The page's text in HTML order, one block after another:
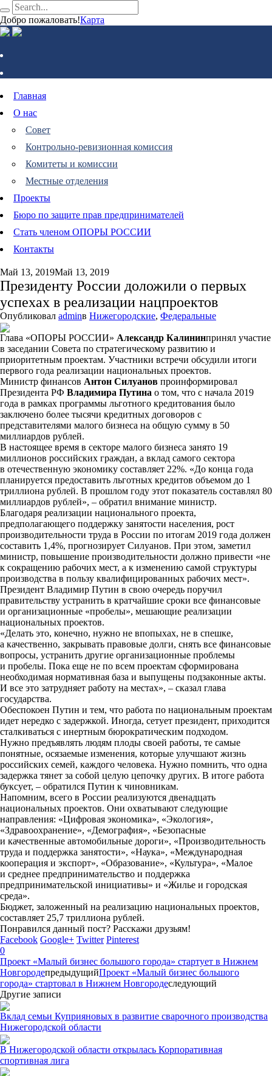
Добро пожаловать!Карта
Главная
О нас
Совет
Контрольно-ревизионная комиссия
Комитеты и комиссии
Местные отделения
Проекты
Бюро по защите прав предпринимателей
Стать членом ОПОРЫ РОССИИ
Контакты
Май 13, 2019Май 13, 2019
Президенту России доложили о первых
успехах в реализации нацпроектов
Опубликовал adminв Нижегородские, Федеральные
Глава «ОПОРЫ РОССИИ» Александр Калининпринял участие
в заседании Совета по стратегическому развитию и
приоритетным проектам. Участники встречи обсудили итоги
первого года реализации национальных проектов.
Министр финансов Антон Силуанов проинформировал
Президента РФ Владимира Путина о том, что с начала 2019
года в рамках программы льготного кредитования было
заключено более тысячи кредитных договоров с
представителями малого бизнеса на общую сумму в 50
миллиардов рублей.
В настоящее время в секторе малого бизнеса занято 19
миллионов российских граждан, а вклад самого сектора
в отечественную экономику составляет 22%. «До конца года
планируется предоставить льготных кредитов объемом до 1
триллиона рублей. В прошлом году этот показатель составлял 80
миллиардов рублей», – обратил внимание министр.
Благодаря реализации национального проекта,
предполагающего поддержку занятости населения, рост
производительности труда в России по итогам 2019 года должен
составить 1,4%, прогнозирует Силуанов. При этом, заметил
министр, повышение производительности должно привести «не
к сокращению рабочих мест, а к изменению самой структуры
производства в пользу квалифицированных рабочих мест».
Президент Владимир Путин в свою очередь поручил
правительству устранить в кратчайшие сроки все финансовые
и организационные «пробелы», мешающие реализации
национальных проектов.
«Делать это, конечно, нужно не впопыхах, не в спешке,
а качественно, закрывать правовые долги, снять все финансовые
вопросы, устранить другие организационные проблемы
и пробелы. Пока еще не по всем проектам сформирована
необходимая нормативная база и выпущены подзаконные акты.
И все это затрудняет работу на местах», – сказал глава
государства.
Обеспокоен Путин и тем, что работа по национальным проектам
идет нередко с задержкой. Иногда, сетует президент, приходится
сталкиваться с инертным бюрократическим подходом.
Нужно предъявлять людям плоды своей работы, те самые
понятные, осязаемые изменения, которые улучшают жизнь
российских семей, каждого человека. Нужно помнить, что одна
задержка тянет за собой целую цепочку других. В итоге работа
буксует, – обратился Путин к чиновникам.
Напомним, всего в России реализуются двенадцать
национальных проектов. Они охватывают следующие
направления: «Цифровая экономика», «Экология»,
«Здравоохранение», «Демография», «Безопасные
и качественные автомобильные дороги», «Производительность
труда и поддержка занятости», «Наука», «Международная
кооперация и экспорт», «Образование», «Культура», «Малое
и среднее предпринимательство и поддержка
предпринимательской инициативы» и «Жилье и городская
среда».
Бюджет, заложенный на реализацию национальных проектов,
составляет 25,7 триллиона рублей.
Понравился данный пост? Расскажи друзьям!
Facebook Google+ Twitter Pinterest
0
Проект «Малый бизнес большого города» стартует в Нижнем
НовгородепредыдущийПроект «Малый бизнес большого
города» стартовал в Нижнем Новгородеследующий
Другие записи
Вклад семьи Куприяновых в развитие сварочного производства
Нижегородской области
В Нижегородской области открылась Корпоративная
спортивная лига